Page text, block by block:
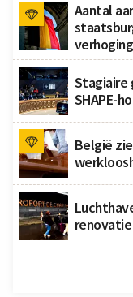
Aantal
Stagiaire
SHAPE-
België